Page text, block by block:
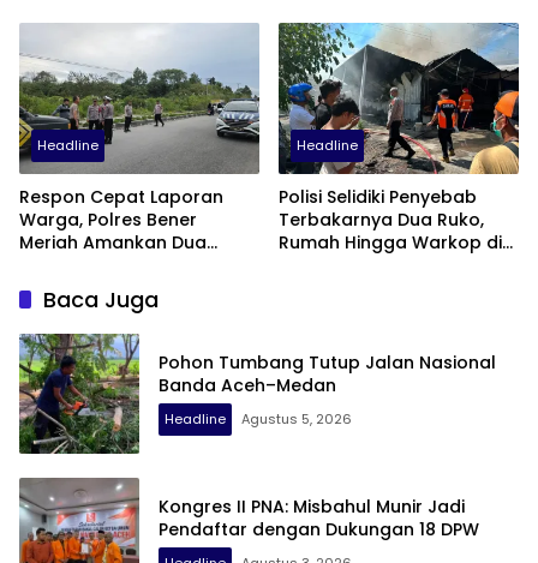
Menjelang Pensiun
Gampong Tanah Luas
Headline
Respon Cepat Laporan
Warga, Polres Bener
Meriah Amankan Dua
Terlibat Balap Liar
Headline
Polisi Selidiki Penyebab
Terbakarnya Dua Ruko,
Rumah Hingga Warkop di
Baca Juga
Pohon Tumbang Tutup Jalan Nasional
Banda Aceh–Medan
Headline Agustus 5, 2026
Kongres II PNA: Misbahul Munir Jadi
Pendaftar dengan Dukungan 18 DPW